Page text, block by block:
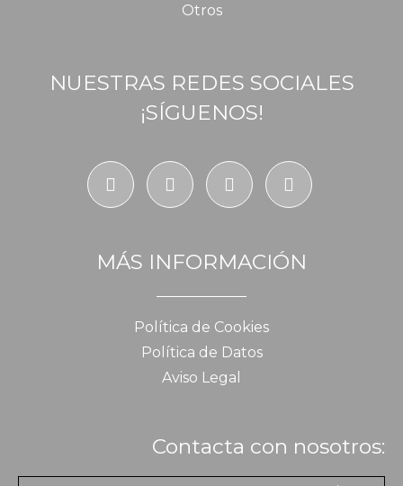
Otros
NUESTRAS REDES SOCIALES
¡SÍGUENOS!
MÁS INFORMACIÓN
Política de Cookies
Política de Datos
Aviso Legal
Contacta con nosotros: